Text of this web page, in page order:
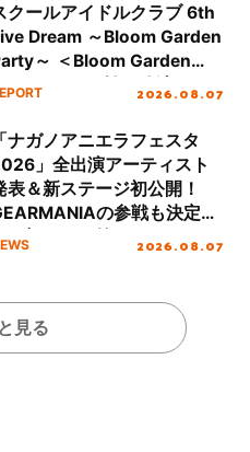
クールアイドルクラブ 6th
Dream ～Bloom Garden
～ ＜Bloom Garden
Stage／埼玉公演＞”
2026.08.07
「ナガノアニエラフェスタ
」全出演アーティスト
表＆新ステージ初公開！
の参戦も決定
、初となる第3ステージの
2026.08.07
見る